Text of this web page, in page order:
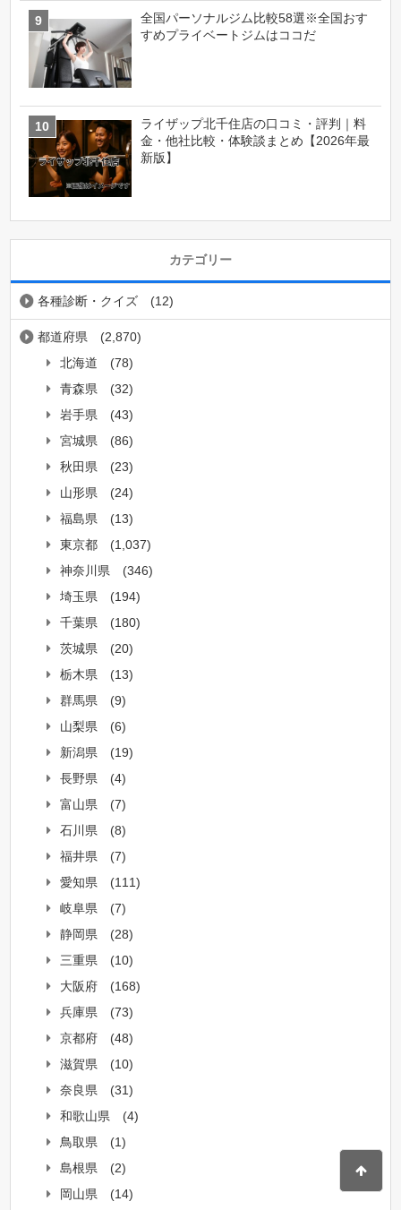
全国パーソナルジム比較58選※全国おす
すめプライベートジムはココだ
ライザップ北千住店の口コミ・評判｜料
金・他社比較・体験談まとめ【2026年最
新版】
カテゴリー
各種診断・クイズ (12)
都道府県
(2,870)
北海道
(78)
青森県
(32)
岩手県
(43)
宮城県
(86)
秋田県
(23)
山形県
(24)
福島県
(13)
東京都
(1,037)
神奈川県
(346)
埼玉県
(194)
千葉県
(180)
茨城県
(20)
栃木県
(13)
群馬県
(9)
山梨県
(6)
新潟県
(19)
長野県
(4)
富山県
(7)
石川県
(8)
福井県
(7)
愛知県
(111)
岐阜県
(7)
静岡県
(28)
三重県
(10)
大阪府
(168)
兵庫県
(73)
京都府
(48)
滋賀県
(10)
奈良県
(31)
和歌山県
(4)
鳥取県
(1)
島根県
(2)
岡山県
(14)